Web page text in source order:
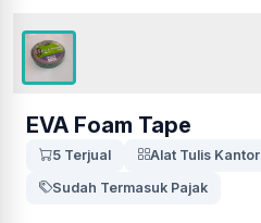
EVA Foam Tape
5 Terjual
Alat Tulis Kantor
Sudah Termasuk Pajak